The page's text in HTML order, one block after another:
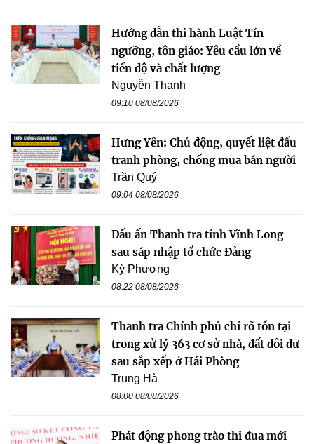
Hướng dẫn thi hành Luật Tín
ngưỡng, tôn giáo: Yêu cầu lớn về
tiến độ và chất lượng
Nguyễn Thanh
09:10 08/08/2026
Hưng Yên: Chủ động, quyết liệt đấu
tranh phòng, chống mua bán người
Trần Quý
09:04 08/08/2026
Dấu ấn Thanh tra tỉnh Vĩnh Long
sau sáp nhập tổ chức Đảng
Kỳ Phương
08:22 08/08/2026
Thanh tra Chính phủ chỉ rõ tồn tại
trong xử lý 363 cơ sở nhà, đất dôi dư
sau sắp xếp ở Hải Phòng
Trung Hà
08:00 08/08/2026
Phát động phong trào thi đua mới